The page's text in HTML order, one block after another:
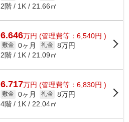
2階 / 1K / 21.66㎡
6.646万円 (管理費等：6,540円 )
敷金 0ヶ月 礼金 8万円
2階 / 1K / 21.09㎡
6.717万円 (管理費等：6,830円 )
敷金 0ヶ月 礼金 8万円
4階 / 1K / 22.04㎡